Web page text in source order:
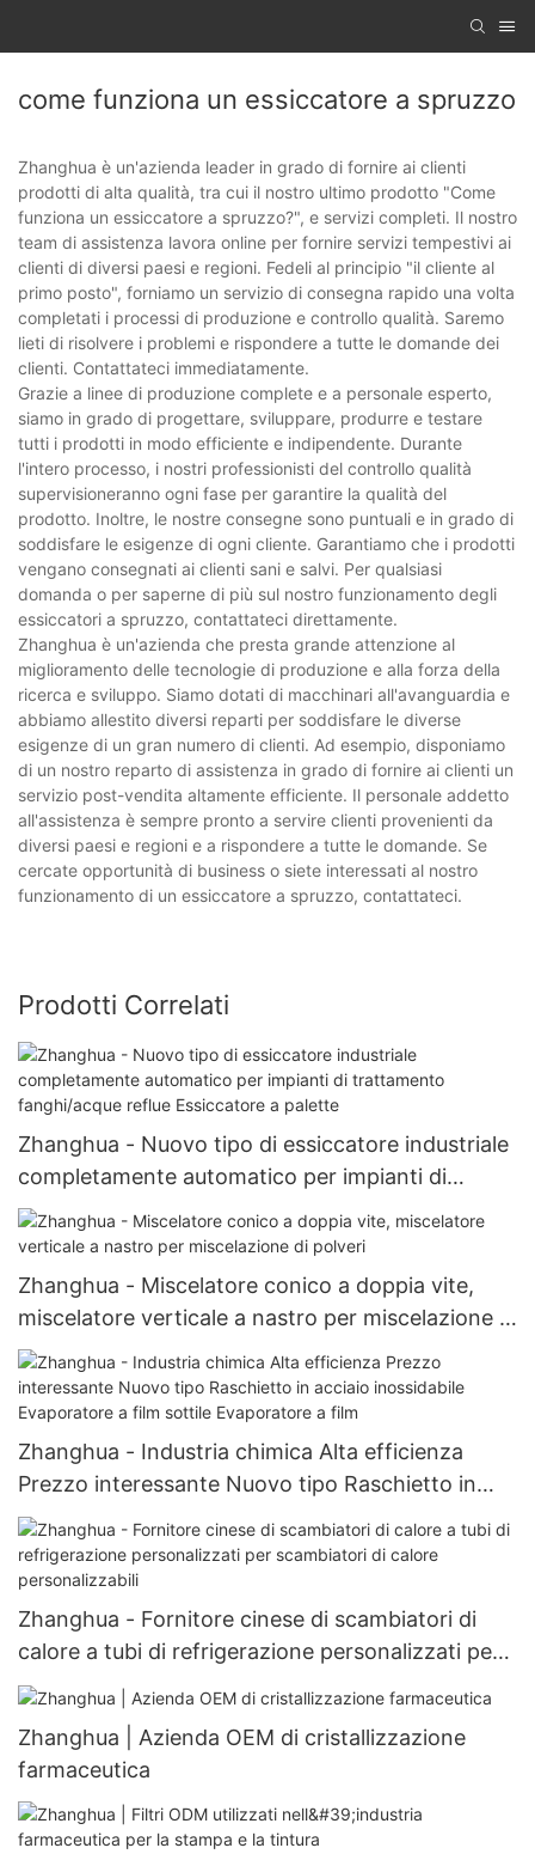
come funziona un essiccatore a spruzzo
Zhanghua è un'azienda leader in grado di fornire ai clienti
prodotti di alta qualità, tra cui il nostro ultimo prodotto "Come
funziona un essiccatore a spruzzo?", e servizi completi. Il nostro
team di assistenza lavora online per fornire servizi tempestivi ai
clienti di diversi paesi e regioni. Fedeli al principio "il cliente al
primo posto", forniamo un servizio di consegna rapido una volta
completati i processi di produzione e controllo qualità. Saremo
lieti di risolvere i problemi e rispondere a tutte le domande dei
clienti. Contattateci immediatamente.
Grazie a linee di produzione complete e a personale esperto,
siamo in grado di progettare, sviluppare, produrre e testare
tutti i prodotti in modo efficiente e indipendente. Durante
l'intero processo, i nostri professionisti del controllo qualità
supervisioneranno ogni fase per garantire la qualità del
prodotto. Inoltre, le nostre consegne sono puntuali e in grado di
soddisfare le esigenze di ogni cliente. Garantiamo che i prodotti
vengano consegnati ai clienti sani e salvi. Per qualsiasi
domanda o per saperne di più sul nostro funzionamento degli
essiccatori a spruzzo, contattateci direttamente.
Zhanghua è un'azienda che presta grande attenzione al
miglioramento delle tecnologie di produzione e alla forza della
ricerca e sviluppo. Siamo dotati di macchinari all'avanguardia e
abbiamo allestito diversi reparti per soddisfare le diverse
esigenze di un gran numero di clienti. Ad esempio, disponiamo
di un nostro reparto di assistenza in grado di fornire ai clienti un
servizio post-vendita altamente efficiente. Il personale addetto
all'assistenza è sempre pronto a servire clienti provenienti da
diversi paesi e regioni e a rispondere a tutte le domande. Se
cercate opportunità di business o siete interessati al nostro
funzionamento di un essiccatore a spruzzo, contattateci.
Prodotti Correlati
Zhanghua - Nuovo tipo di essiccatore industriale
completamente automatico per impianti di
trattamento fanghi/acque reflue Essiccatore a
palette
Zhanghua - Miscelatore conico a doppia vite,
miscelatore verticale a nastro per miscelazione di
polveri
Zhanghua - Industria chimica Alta efficienza
Prezzo interessante Nuovo tipo Raschietto in
acciaio inossidabile Evaporatore a film sottile
Evaporatore a film
Zhanghua - Fornitore cinese di scambiatori di
calore a tubi di refrigerazione personalizzati per
scambiatori di calore personalizzabili
Zhanghua | Azienda OEM di cristallizzazione
farmaceutica